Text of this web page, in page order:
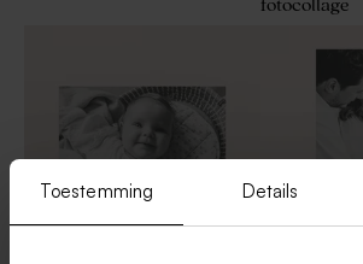
Toestemming Details
fotocollage